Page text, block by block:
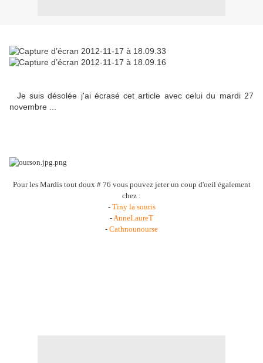
Je suis désolée j'ai écrasé cet article avec celui du mardi 27
novembre ...
Pour les Mardis tout doux # 76 vous pouvez jeter un coup d'oeil également
chez :
- Tiny la souris
-AnneLaureT
- Cathnounourse